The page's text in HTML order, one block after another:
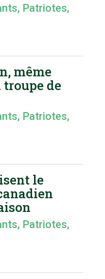
, Patriotes,
même
de
, Patriotes,
le
, Patriotes,